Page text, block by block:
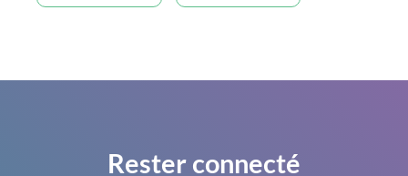
Rester connecté